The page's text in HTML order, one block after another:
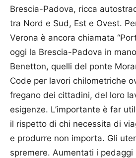
Brescia-Padova, ricca
tra Nord e Sud, Est e Ovest.
Verona è ancora chiamata
oggi la Brescia-Padova in
Benetton, quelli del ponte
Code per lavori chilometriche
fregano dei cittadini, del loro
esigenze. L’importante è far
il rispetto di chi necessita di
e produrre non importa. Gli
spremere. Aumentati i pedaggi